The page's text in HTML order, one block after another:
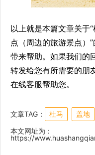
以上就是本篇文章关于
点（周边的旅游景点）
带来帮助。如果我们的
转发给您有所需要的朋
在线客服帮助您。
文章TAG： 杜马 盖地
本文网址为：
https://